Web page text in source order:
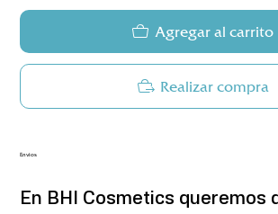
Agregar al carrito
Realizar compra
Envios
En BHI Cosmetics queremos